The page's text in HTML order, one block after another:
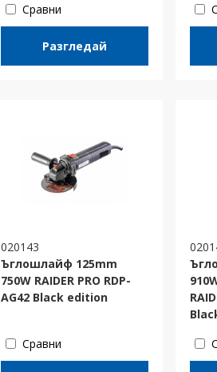
Сравни
Разгледай
020143
Ъглошлайф 125mm
750W RAIDER PRO RDP-
AG42 Black edition
Сравни